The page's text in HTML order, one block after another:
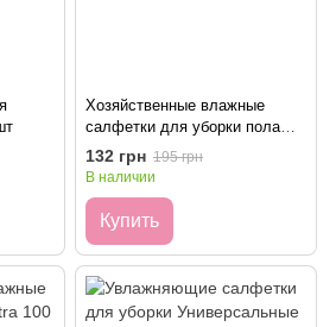
Хозяйственные влажные
салфетки для уборки пола
PURFIX Санвита Extra с
антибактериальным
132 грн 195 грн
В наличии
Купить